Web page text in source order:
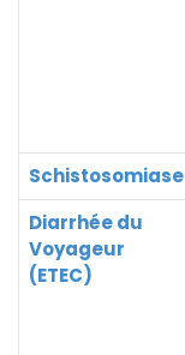
Schistosomiase
Diarrhée du
Voyageur
(ETEC)